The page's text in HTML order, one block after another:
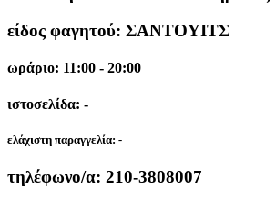
είδος φαγητού: ΣΑΝΤΟΥΙΤΣ
ωράριο: 11:00 - 20:00
ιστοσελίδα: -
ελάχιστη παραγγελία: -
τηλέφωνο/α: 210-3808007